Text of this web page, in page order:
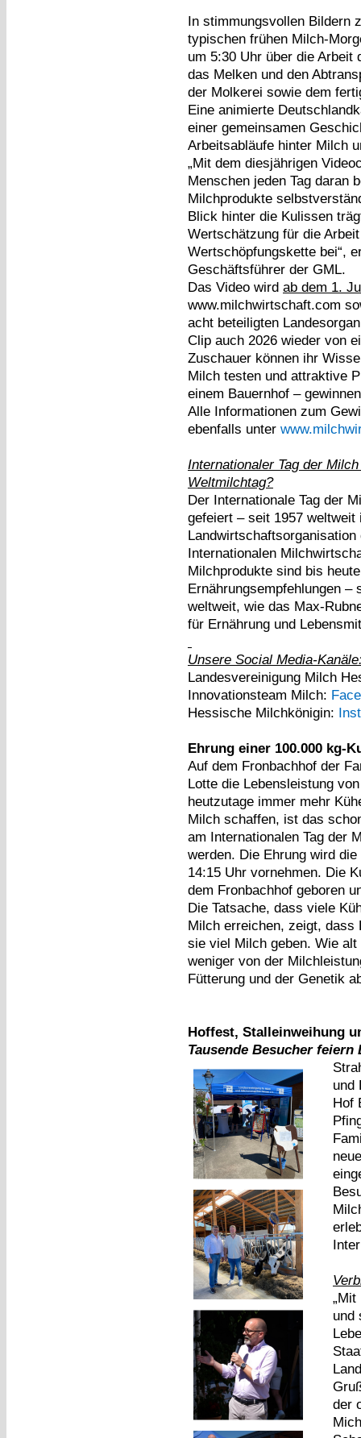
In stimmungsvollen Bildern
typischen frühen Milch-
um 5:30 Uhr über die Arbeit
das Melken und den
der Molkerei sowie dem
Eine animierte
einer gemeinsamen
Arbeitsabläufe hinter Milch
„Mit dem diesjährigen
Menschen jeden Tag daran
Milchprodukte
Blick hinter die Kulissen
Wertschätzung für die
Wertschöpfungskette bei“,
Geschäftsführer der GML.
Das Video wird ab dem 1.
www.milchwirtschaft.com
acht beteiligten
Clip auch 2026 wieder von
Zuschauer können ihr
Milch testen und attraktive
einem Bauernhof –
Alle Informationen zum
ebenfalls unter
Internationaler Tag der
Weltmilchtag?
Der Internationale Tag der
gefeiert – seit 1957
Internationalen
Milchprodukte sind bis
Ernährungsempfehlungen –
weltweit, wie das Max-
für Ernährung und
Unsere Social Media-
Landesvereinigung Milch
Innovationsteam Milch:
Hessische Milchkönigin:
Ehrung einer 100.000 kg-
Auf dem Fronbachhof der
Lotte die Lebensleistung
heutzutage immer mehr
Milch schaffen, ist das
am Internationalen Tag der
werden. Die Ehrung wird
14:15 Uhr vornehmen. Die
dem Fronbachhof geboren
Die Tatsache, dass viele
Milch erreichen, zeigt, dass
sie viel Milch geben. Wie
weniger von der
Fütterung und der Genetik
Hoffest, Stalleinweihung
Tausende Besucher
und
Hof
und
der